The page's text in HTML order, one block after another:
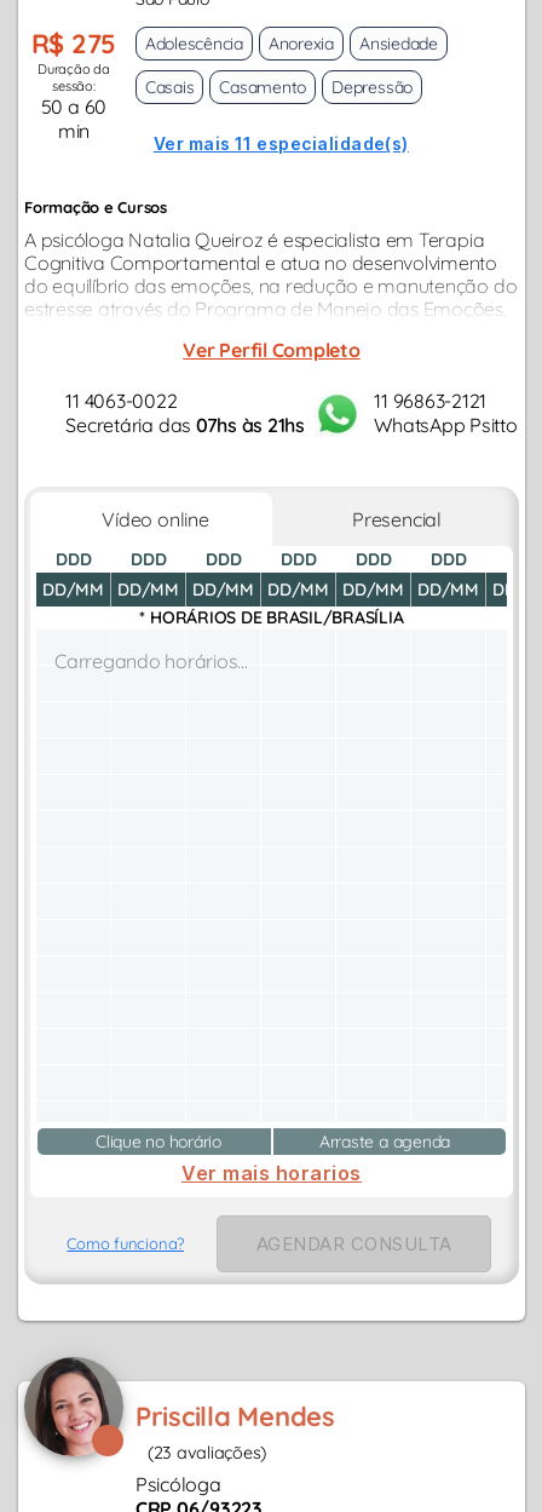
R$ 275
Duração da
sessão:
50 a 60
min
Adolescência Anorexia
Ansiedade
Casais
Casamento Depressão
Ver mais 11 especialidade(s)
Formação e Cursos
A psicóloga Natalia Queiroz é especialista em Terapia
Cognitiva Comportamental e atua no desenvolvimento
do equilíbrio das emoções, na redução e manutenção do
estresse através do Programa de Manejo das Emoções,
Individual, Terapia de Casal...Ver Perfil Completo
11 4063-0022
Secretária das 07hs às 21hs
11 96863-2121
WhatsApp Psitto
Vídeo online Presencial
DDD
DD/MM
DDD
DD/MM
DDD
DD/MM
DDD
DD/MM
DDD
DD/MM
DDD
DD/MM
DD/
* HORÁRIOS DE BRASIL/BRASÍLIA
Carregando horários...
Clique no horário Arraste a agenda
Ver mais horarios
Como funciona? AGENDAR CONSULTA
Priscilla Mendes
(23 avaliações)
Psicóloga